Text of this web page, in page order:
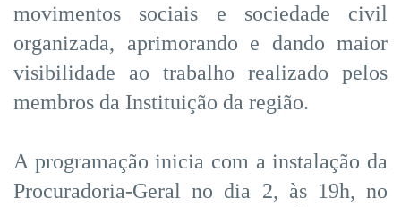
movimentos sociais e sociedade civil
organizada, aprimorando e dando maior
visibilidade ao trabalho realizado pelos
membros da Instituição da região.
A programação inicia com a instalação da
Procuradoria-Geral no dia 2, às 19h, no